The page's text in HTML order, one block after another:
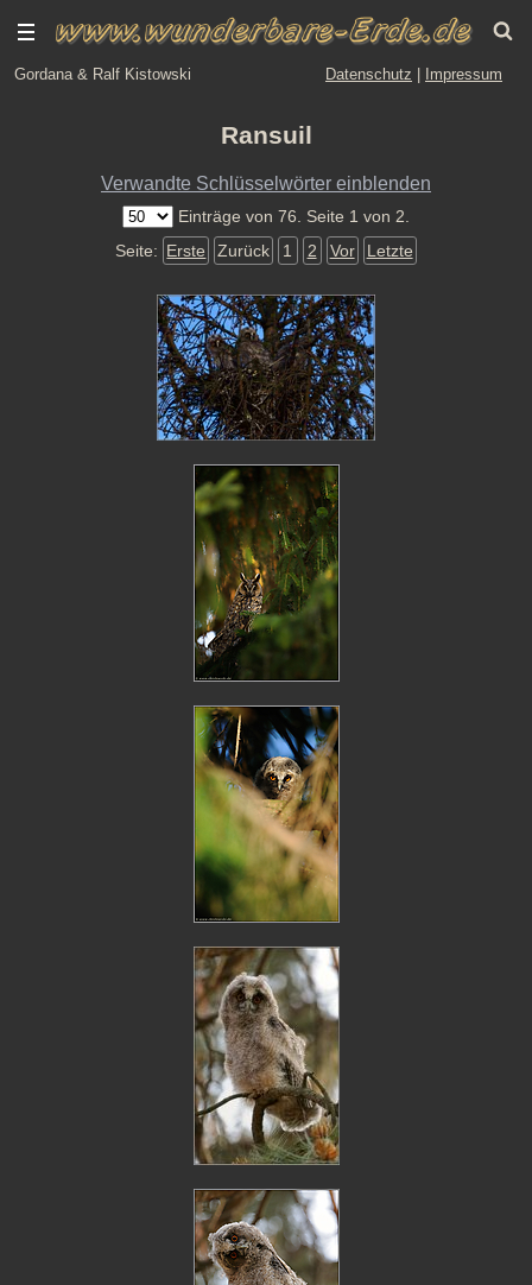
Gordana & Ralf Kistowski Datenschutz Impressum
Ransuil
Verwandte Schlüsselwörter einblenden
Einträge von 76. Seite 1 von 2.
Seite: Erste Zurück 1 2 Vor Letzte